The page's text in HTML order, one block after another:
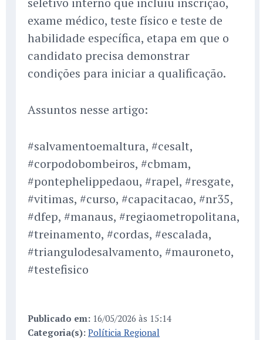
exame médico, teste físico e teste de
habilidade específica, etapa em que o
candidato precisa demonstrar
condições para iniciar a qualificação.
Assuntos nesse artigo:
#salvamentoemaltura, #cesalt,
#corpodobombeiros, #cbmam,
#pontephelippedaou, #rapel, #resgate,
#vitimas, #curso, #capacitacao, #nr35,
#dfep, #manaus, #regiaometropolitana,
#treinamento, #cordas, #escalada,
#triangulodesalvamento, #mauroneto,
#testefisico
Publicado em: 16/05/2026 às 15:14
Categoria(s): Políticia Regional